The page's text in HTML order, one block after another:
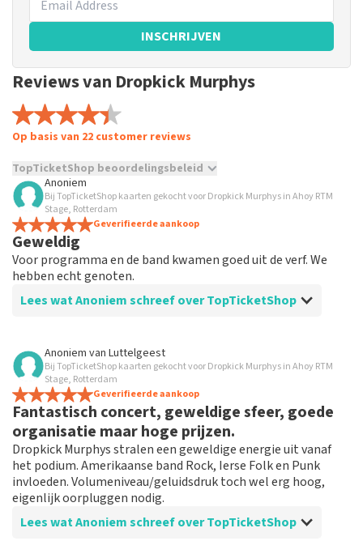
INSCHRIJVEN
Reviews van Dropkick Murphys
Op basis van 22 customer reviews
TopTicketShop beoordelingsbeleid
TopTicketShop verzamelt reviews van echte klanten. Het is
niet mogelijk om een review achter te laten als je geen
tickets hebt aangeschaft bij TopTicketShop. Reviews met
grof taalgebruik en/of onwaarheden worden niet geplaatst.
Het kan enkele weken duren voordat een review wordt
geplaatst.
Anoniem
Bij TopTicketShop kaarten gekocht voor Dropkick Murphys in Ahoy RTM
Stage, Rotterdam
Geverifieerde aankoop
Geweldig
Voor programma en de band kwamen goed uit de verf. We
hebben echt genoten.
Lees wat Anoniem schreef over TopTicketShop
Beoordeling van Anoniem over
Helemaal prima
Anoniem van Luttelgeest
Bij TopTicketShop kaarten gekocht voor Dropkick Murphys in Ahoy RTM
Stage, Rotterdam
Geverifieerde aankoop
Fantastisch concert, geweldige sfeer, goede
organisatie maar hoge prijzen.
Dropkick Murphys stralen een geweldige energie uit vanaf
het podium. Amerikaanse band Rock, Ierse Folk en Punk
invloeden. Volumeniveau/geluidsdruk toch wel erg hoog,
eigenlijk oorpluggen nodig.
Lees wat Anoniem schreef over TopTicketShop